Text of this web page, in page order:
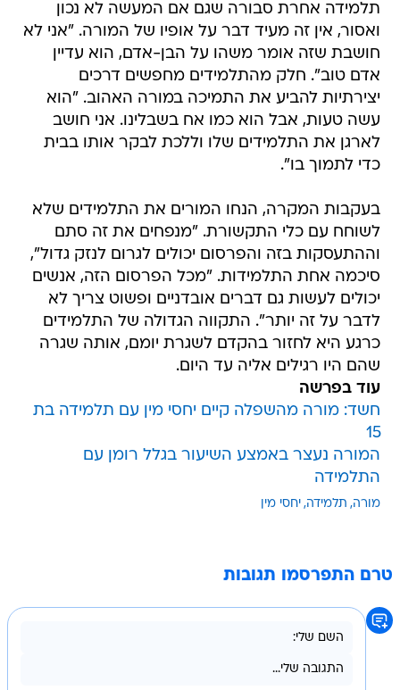
תלמידה אחרת סבורה שגם אם המעשה לא נכון
ואסור, אין זה מעיד דבר על אופיו של המורה. "אני לא
חושבת שזה אומר משהו על הבן-אדם, הוא עדיין
אדם טוב". חלק מהתלמידים מחפשים דרכים
יצירתיות להביע את התמיכה במורה האהוב. "הוא
עשה טעות, אבל הוא כמו אח בשבלינו. אני חושב
לארגן את התלמידים שלו וללכת לבקר אותו בבית
כדי לתמוך בו".
בעקבות המקרה, הנחו המורים את התלמידים שלא
לשוחח עם כלי התקשורת. "מנפחים את זה סתם
וההתעסקות בזה והפרסום יכולים לגרום לנזק גדול",
סיכמה אחת התלמידות. "מכל הפרסום הזה, אנשים
יכולים לעשות גם דברים אובדניים ופשוט צריך לא
לדבר על זה יותר". התקווה הגדולה של התלמידים
כרגע היא לחזור בהקדם לשגרת יומם, אותה שגרה
שהם היו רגילים אליה עד היום.
עוד בפרשה
חשד: מורה מהשפלה קיים יחסי מין עם תלמידה בת
15
המורה נעצר באמצע השיעור בגלל רומן עם
התלמידה
מורה תלמידה יחסי מין
טרם התפרסמו תגובות